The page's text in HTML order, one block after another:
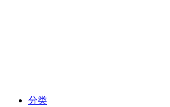
分类